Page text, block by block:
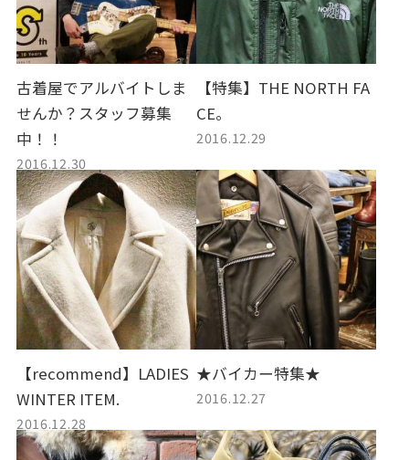
古着屋でアルバイトしま
せんか？スタッフ募集
中！！
2016.12.30
【特集】THE NORTH FA
CE。
2016.12.29
【recommend】LADIES
WINTER ITEM.
2016.12.28
★バイカー特集★
2016.12.27